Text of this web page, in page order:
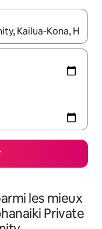
les flèches vers le
les mieux
Private